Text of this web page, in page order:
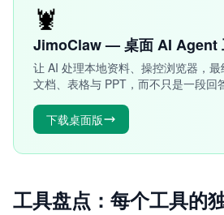
🦞
JimoClaw — 桌面 AI Agent
让 AI 处理本地资料、操控浏览器，
文档、表格与 PPT，而不只是一段回
下载桌面版
工具盘点：每个工具的